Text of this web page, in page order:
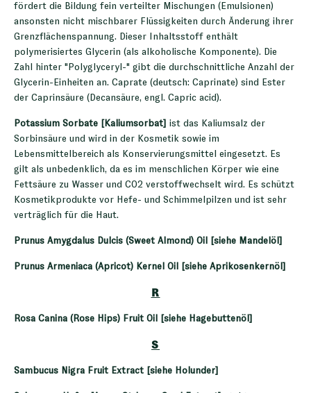
fördert die Bildung fein verteilter Mischungen (Emulsionen)
ansonsten nicht mischbarer Flüssigkeiten durch Änderung ihrer
Grenzflächenspannung. Dieser Inhaltsstoff enthält
polymerisiertes Glycerin (als alkoholische Komponente). Die
Zahl hinter "Polyglyceryl-" gibt die durchschnittliche Anzahl der
Glycerin-Einheiten an. Caprate (deutsch: Caprinate) sind Ester
der Caprinsäure (Decansäure, engl. Capric acid).
Potassium Sorbate [Kaliumsorbat]
ist das Kaliumsalz der
Sorbinsäure und wird in der Kosmetik sowie im
Lebensmittelbereich als Konservierungsmittel eingesetzt. Es
gilt als unbedenklich, da es im menschlichen Körper wie eine
Fettsäure zu Wasser und CO2 verstoffwechselt wird. Es schützt
Kosmetikprodukte vor Hefe- und Schimmelpilzen und ist sehr
verträglich für die Haut.
Prunus Amygdalus Dulcis (Sweet Almond) Oil [siehe Mandelöl]
Prunus Armeniaca (Apricot) Kernel Oil [siehe Aprikosenkernöl]
R
Rosa Canina (Rose Hips) Fruit Oil [siehe Hagebuttenöl]
S
Sambucus Nigra Fruit Extract [siehe Holunder]